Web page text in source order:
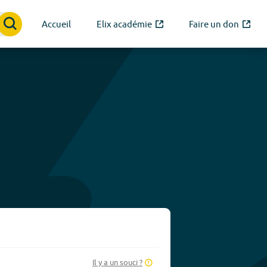
Accueil Elix académie Faire un don
Il y a un souci ?